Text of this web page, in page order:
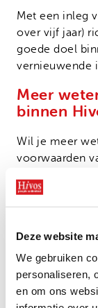
Deze website
We gebruiken
personaliseren,
en om ons
Met een inleg
over vijf jaar)
goede doel
vernieuwende
Meer
binnen
Wil je meer
voorwaarden
Neem dan
voor het
donderdag
of per e-mail
Brochure